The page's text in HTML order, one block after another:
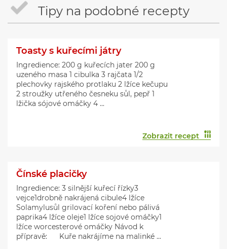
Tipy na podobné recepty
Toasty s kuřecími játry
Ingredience: 200 g kuřecích jater 200 g
uzeného masa 1 cibulka 3 rajčata 1/2
plechovky rajského protlaku 2 lžíce kečupu
2 stroužky utřeného česneku sůl, pepř 1
lžička sójové omáčky 4 ...
Zobrazit recept
Čínské placičky
Ingredience: 3 silnější kuřecí řízky3
vejce1drobně nakrájená cibule4 lžíce
Solamylusůl grilovací koření nebo pálivá
paprika4 lžíce oleje1 lžíce sojové omáčky1
lžíce worcesterové omáčky Návod k
přípravě: Kuře nakrájíme na malinké ...